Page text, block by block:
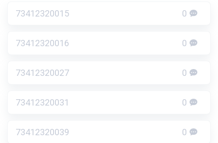
73412320015 0
73412320016 0
73412320027 0
73412320031 0
73412320039 0